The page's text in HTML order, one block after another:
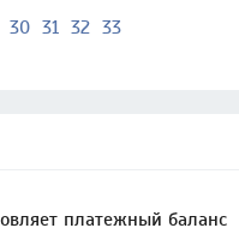
30 31 32 33
платежный баланс